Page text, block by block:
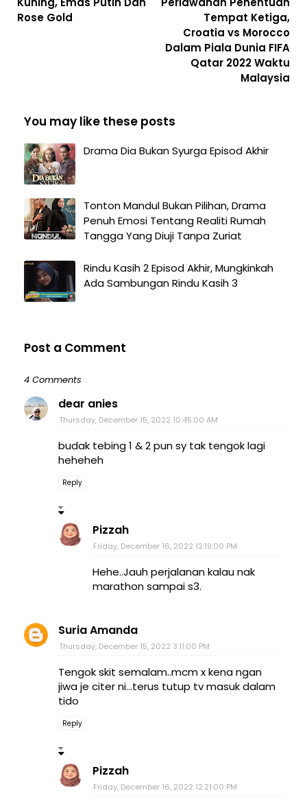
Tempat Ketiga,
Croatia vs Morocco
Dalam Piala Dunia FIFA
Qatar 2022 Waktu
Malaysia
Rose Gold
You may like these posts
Drama Dia Bukan Syurga Episod Akhir
Tonton Mandul Bukan Pilihan, Drama
Penuh Emosi Tentang Realiti Rumah
Tangga Yang Diuji Tanpa Zuriat
Rindu Kasih 2 Episod Akhir, Mungkinkah
Ada Sambungan Rindu Kasih 3
Post a Comment
4 Comments
dear anies
Thursday, December 15, 2022 10:45:00 AM
budak tebing 1 & 2 pun sy tak tengok lagi
heheheh
Reply
Pizzah
Friday, December 16, 2022 12:19:00 PM
Hehe..Jauh perjalanan kalau nak
marathon sampai s3.
Suria Amanda
Thursday, December 15, 2022 3:11:00 PM
Tengok skit semalam..mcm x kena ngan
jiwa je citer ni...terus tutup tv masuk dalam
tido
Reply
Pizzah
Friday, December 16, 2022 12:21:00 PM